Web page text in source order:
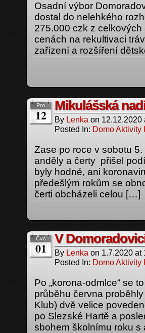
Osadní výbor
dostal do nelehkého
275.000 czk z
cenách na rekultivaci
zařízení a rozšíření
Pro
12
Mikulášská
By Lenka on 12.12.2020
Posted In: Domo Aktivity
Zase po roce v sobotu
anděly a čerty přišel
byly hodné, ani
předešlým rokům se
čerti obcházeli celou […]
Čvc
01
V
By Lenka on 1.7.2020 at
Posted In: Domo Aktivity
Po „korona-odmlce“ se
průběhu června
Klub) dvě velice
po Slezské Hartě a
sbohem školnímu roku